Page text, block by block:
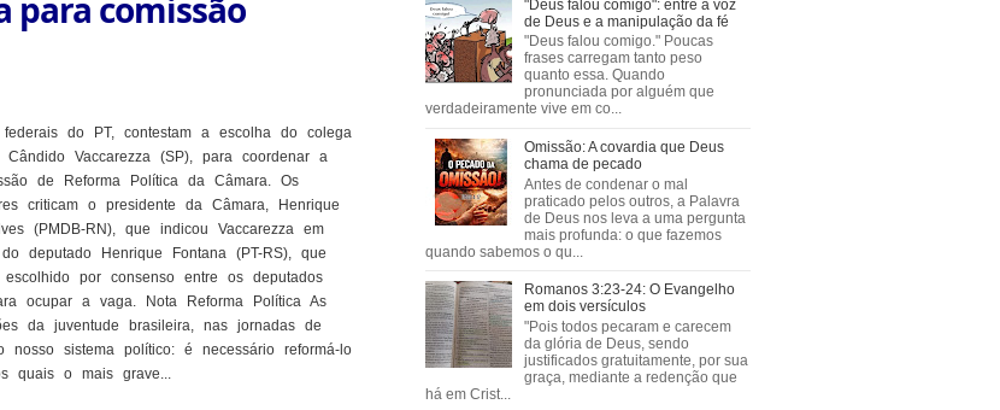
para comissão
federais do PT, contestam a escolha do colega
Cândido Vaccarezza (SP), para coordenar a
de Reforma Política da Câmara. Os
criticam o presidente da Câmara, Henrique
(PMDB-RN), que indicou Vaccarezza em
deputado Henrique Fontana (PT-RS), que
por consenso entre os deputados
ocupar a vaga. Nota Reforma Política As
da juventude brasileira, nas jornadas de
sistema político: é necessário reformá-lo
quais o mais grave...
"Deus falou comigo": entre a voz
de Deus e a manipulação da fé
"Deus falou comigo." Poucas
frases carregam tanto peso
quanto essa. Quando
pronunciada por alguém que
verdadeiramente vive em co...
Omissão: A covardia que Deus
chama de pecado
Antes de condenar o mal
praticado pelos outros, a Palavra
de Deus nos leva a uma pergunta
mais profunda: o que fazemos
quando sabemos o qu...
Romanos 3:23-24: O Evangelho
em dois versículos
"Pois todos pecaram e carecem
da glória de Deus, sendo
justificados gratuitamente, por sua
graça, mediante a redenção que
há em Crist...